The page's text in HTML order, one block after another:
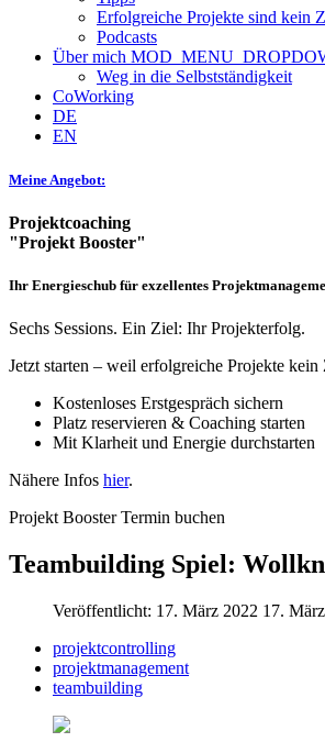
Erfolgreiche Projekte sind kein
Podcasts
Über mich
Weg in die Selbstständigkeit
CoWorking
DE
EN
Meine Angebot:
Projektcoaching
"Projekt Booster"
Ihr Energieschub für exzellentes
Sechs Sessions. Ein Ziel: Ihr Projekterfolg.
Jetzt starten – weil erfolgreiche Projekte
Kostenloses Erstgespräch sichern
Platz reservieren & Coaching starten
Mit Klarheit und Energie durchstarten
Nähere Infos hier.
Projekt Booster Termin buchen
Teambuilding Spiel:
Veröffentlicht: 17. März 2022 17.
projektcontrolling
projektmanagement
teambuilding